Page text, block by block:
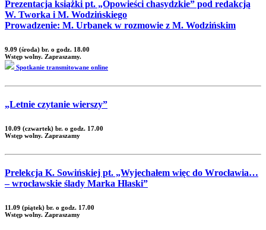
Prezentacja książki pt. „Opowieści chasydzkie” pod redakcją
W. Tworka i M. Wodzińskiego
Prowadzenie: M. Urbanek w rozmowie z M. Wodzińskim
9.09 (środa) br. o godz. 18.00
Wstęp wolny. Zapraszamy.
Spotkanie transmitowane online
„Letnie czytanie wierszy”
10.09 (czwartek) br. o godz. 17.00
Wstęp wolny. Zapraszamy
Prelekcja K. Sowińskiej pt. „Wyjechałem więc do Wrocławia…
– wrocławskie ślady Marka Hłaski”
11.09 (piątek) br. o godz. 17.00
Wstęp wolny. Zapraszamy